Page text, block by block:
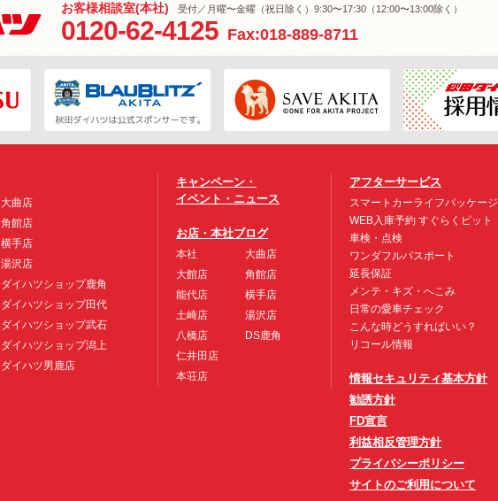
お客様相談室(本社) 受付／月曜〜金曜（祝日除く）9:30〜17:30（12:00〜13:00除く）
0120-62-4125 Fax:018-889-8711
大曲店
角館店
横手店
湯沢店
ダイハツショップ鹿角
ダイハツショップ田代
ダイハツショップ武石
ダイハツショップ潟上
ダイハツ男鹿店
キャンペーン・
イベント・ニュース
お店・本社ブログ
本社
大館店
能代店
土崎店
八橋店
仁井田店
本荘店
大曲店
角館店
横手店
湯沢店
DS鹿角
アフターサービス
スマートカーライフパッケージ
WEB入庫予約 すぐらくピット
車検・点検
ワンダフルパスポート
延長保証
メンテ・キズ・へこみ
日常の愛車チェック
こんな時どうすればいい？
リコール情報
情報セキュリティ基本方針
勧誘方針
FD宣言
利益相反管理方針
プライバシーポリシー
サイトのご利用について